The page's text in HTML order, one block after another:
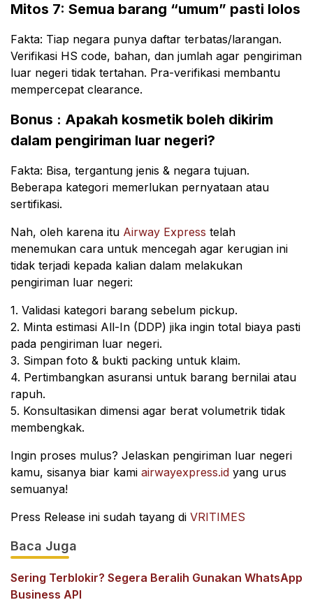
Mitos 7: Semua barang “umum” pasti lolos
Fakta: Tiap negara punya daftar terbatas/larangan.
Verifikasi HS code, bahan, dan jumlah agar pengiriman
luar negeri tidak tertahan. Pra-verifikasi membantu
mempercepat clearance.
Bonus : Apakah kosmetik boleh dikirim
dalam pengiriman luar negeri?
Fakta: Bisa, tergantung jenis & negara tujuan.
Beberapa kategori memerlukan pernyataan atau
sertifikasi.
Nah, oleh karena itu Airway Express telah
menemukan cara untuk mencegah agar kerugian ini
tidak terjadi kepada kalian dalam melakukan
pengiriman luar negeri:
1. Validasi kategori barang sebelum pickup.
2. Minta estimasi All-In (DDP) jika ingin total biaya pasti
pada pengiriman luar negeri.
3. Simpan foto & bukti packing untuk klaim.
4. Pertimbangkan asuransi untuk barang bernilai atau
rapuh.
5. Konsultasikan dimensi agar berat volumetrik tidak
membengkak.
Ingin proses mulus? Jelaskan pengiriman luar negeri
kamu, sisanya biar kami airwayexpress.id yang urus
semuanya!
Press Release ini sudah tayang di VRITIMES
Baca Juga
Sering Terblokir? Segera Beralih Gunakan WhatsApp
Business API